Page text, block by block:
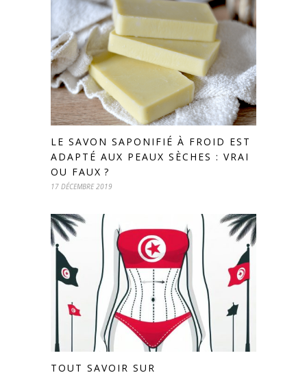
LE SAVON SAPONIFIÉ À FROID EST
ADAPTÉ AUX PEAUX SÈCHES : VRAI
OU FAUX ?
17 DÉCEMBRE 2019
TOUT SAVOIR SUR